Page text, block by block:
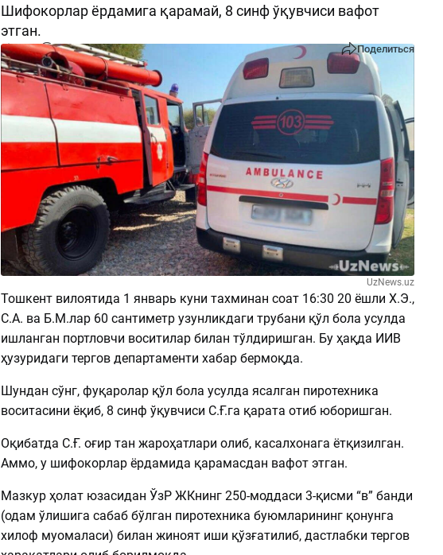
Шифокорлар ёрдамига қарамай, 8 синф ўқувчиси вафот
этган.
2877 0 Поделиться
UzNews.uz
Тошкент вилоятида 1 январь куни тахминан соат 16:30 20 ёшли Х.Э.,
С.А. ва Б.М.лар 60 сантиметр узунликдаги трубани қўл бола усулда
ишланган портловчи воситилар билан тўлдиришган. Бу ҳақда ИИВ
ҳузуридаги тергов департаменти хабар бермоқда.
Шундан сўнг, фуқаролар қўл бола усулда ясалган пиротехника
воситасини ёқиб, 8 синф ўқувчиси С.Ғ.га қарата отиб юборишган.
Оқибатда С.Ғ. оғир тан жароҳатлари олиб, касалхонага ётқизилган.
Аммо, у шифокорлар ёрдамида қарамасдан вафот этган.
Мазкур ҳолат юзасидан ЎзР ЖКнинг 250-моддаси 3-қисми “в” банди
(одам ўлишига сабаб бўлган пиротехника буюмларининг қонунга
хилоф муомаласи) билан жиноят иши қўзғатилиб, дастлабки тергов